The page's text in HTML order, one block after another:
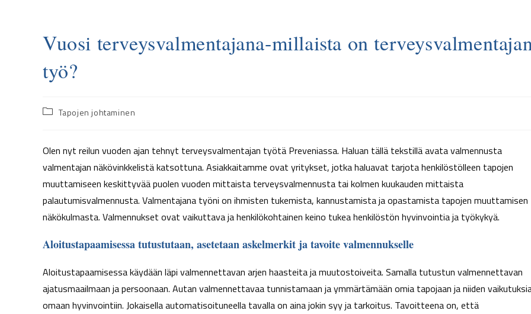
Vuosi terveysvalmentajana-millaista on
työ?
Tapojen johtaminen
Olen nyt reilun vuoden ajan tehnyt terveysvalmentajan työtä Preveniassa. Haluan tällä tekstillä avata valmennusta
valmentajan näkövinkkelistä katsottuna. Asiakkaitamme ovat yritykset, jotka haluavat tarjota henkilöstölleen tapojen
muuttamiseen keskittyvää puolen vuoden mittaista terveysvalmennusta tai kolmen kuukauden mittaista
palautumisvalmennusta. Valmentajana työni on ihmisten tukemista, kannustamista ja opastamista tapojen muuttamisen
näkökulmasta. Valmennukset ovat vaikuttava ja henkilökohtainen keino tukea henkilöstön hyvinvointia ja työkykyä.
Aloitustapaamisessa tutustutaan, asetetaan askelmerkit ja tavoite valmennukselle
Aloitustapaamisessa käydään läpi valmennettavan arjen haasteita ja muutostoiveita. Samalla tutustun valmennettavan
ajatusmaailmaan ja persoonaan. Autan valmennettavaa tunnistamaan ja ymmärtämään omia tapojaan ja niiden
omaan hyvinvointiin. Jokaisella automatisoituneella tavalla on aina jokin syy ja tarkoitus. Tavoitteena on, että